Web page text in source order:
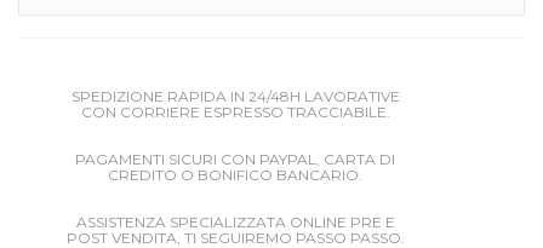
SPEDIZIONE RAPIDA IN 24/48H LAVORATIVE
CON CORRIERE ESPRESSO TRACCIABILE.
PAGAMENTI SICURI CON PAYPAL, CARTA DI
CREDITO O BONIFICO BANCARIO.
ASSISTENZA SPECIALIZZATA ONLINE PRE E
POST VENDITA, TI SEGUIREMO PASSO PASSO.